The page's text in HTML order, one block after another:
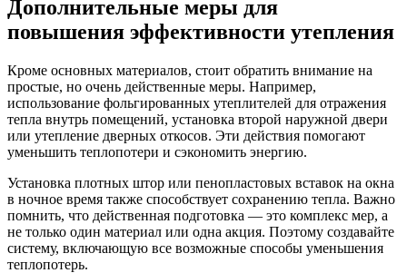
Дополнительные меры для
повышения эффективности утепления
Кроме основных материалов, стоит обратить внимание на
простые, но очень действенные меры. Например,
использование фольгированных утеплителей для отражения
тепла внутрь помещений, установка второй наружной двери
или утепление дверных откосов. Эти действия помогают
уменьшить теплопотери и сэкономить энергию.
Установка плотных штор или пенопластовых вставок на окна
в ночное время также способствует сохранению тепла. Важно
помнить, что действенная подготовка — это комплекс мер, а
не только один материал или одна акция. Поэтому создавайте
систему, включающую все возможные способы уменьшения
теплопотерь.